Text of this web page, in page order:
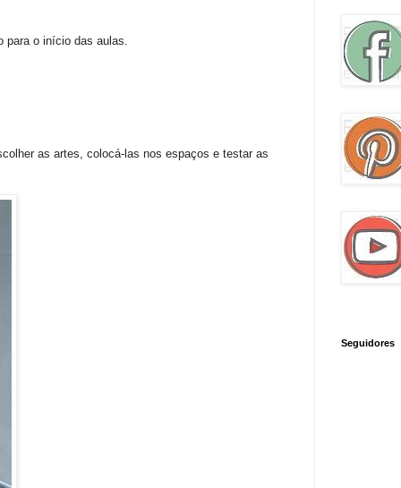
para o início das aulas.
as artes, colocá-las nos espaços e testar as
Seguidores